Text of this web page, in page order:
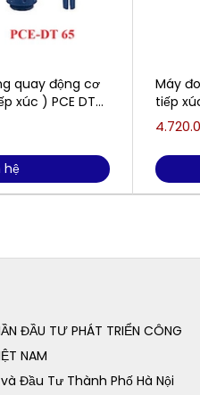
quay động cơ
xúc ) PCE DT
hệ
Máy
tiếp
DT –
ĐẦU TƯ PHÁT TRIỂN CÔNG
NAM
Đầu Tư Thành Phố Hà Nội